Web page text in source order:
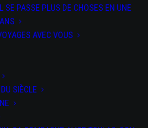
SE PASSE PLUS DE CHOSES EN UNE
AVEC VOUS
SIÈCLE
SALTI